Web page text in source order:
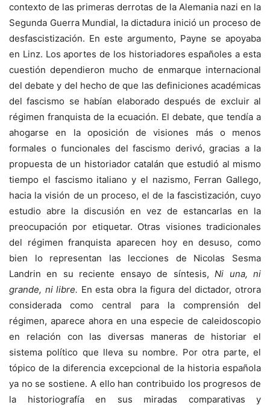
contexto de las primeras derrotas de la Alemania nazi en la
Segunda Guerra Mundial, la dictadura inició un proceso de
desfascistización. En este argumento, Payne se apoyaba
en Linz. Los aportes de los historiadores españoles a esta
cuestión dependieron mucho de enmarque internacional
del debate y del hecho de que las definiciones académicas
del fascismo se habían elaborado después de excluir al
régimen franquista de la ecuación. El debate, que tendía a
ahogarse en la oposición de visiones más o menos
formales o funcionales del fascismo derivó, gracias a la
propuesta de un historiador catalán que estudió al mismo
tiempo el fascismo italiano y el nazismo, Ferran Gallego,
hacia la visión de un proceso, el de la fascistización, cuyo
estudio abre la discusión en vez de estancarlas en la
preocupación por etiquetar. Otras visiones tradicionales
del régimen franquista aparecen hoy en desuso, como
bien lo representan las lecciones de Nicolas Sesma
Landrin en su reciente ensayo de síntesis,Ni una, ni
grande, ni libre. En esta obra la figura del dictador, otrora
considerada como central para la comprensión del
régimen, aparece ahora en una especie de caleidoscopio
en relación con las diversas maneras de historiar el
sistema político que lleva su nombre. Por otra parte, el
tópico de la diferencia excepcional de la historia española
ya no se sostiene. A ello han contribuido los progresos de
la historiografía en sus miradas comparativas y